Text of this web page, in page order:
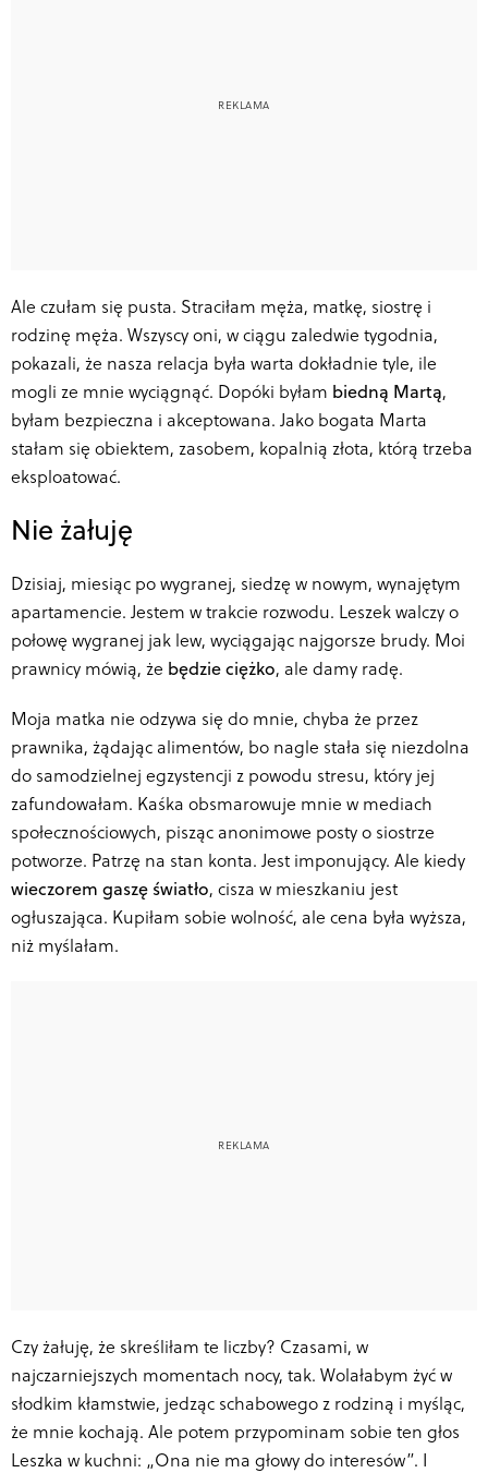
Ale czułam się pusta. Straciłam męża, matkę, siostrę i
rodzinę męża. Wszyscy oni, w ciągu zaledwie tygodnia,
pokazali, że nasza relacja była warta dokładnie tyle, ile
mogli ze mnie wyciągnąć. Dopóki byłam biedną Martą,
byłam bezpieczna i akceptowana. Jako bogata Marta
stałam się obiektem, zasobem, kopalnią złota, którą trzeba
eksploatować.
Nie żałuję
Dzisiaj, miesiąc po wygranej, siedzę w nowym, wynajętym
apartamencie. Jestem w trakcie rozwodu. Leszek walczy o
połowę wygranej jak lew, wyciągając najgorsze brudy. Moi
prawnicy mówią, że będzie ciężko, ale damy radę.
Moja matka nie odzywa się do mnie, chyba że przez
prawnika, żądając alimentów, bo nagle stała się niezdolna
do samodzielnej egzystencji z powodu stresu, który jej
zafundowałam. Kaśka obsmarowuje mnie w mediach
społecznościowych, pisząc anonimowe posty o siostrze
potworze. Patrzę na stan konta. Jest imponujący. Ale kiedy
wieczorem gaszę światło, cisza w mieszkaniu jest
ogłuszająca. Kupiłam sobie wolność, ale cena była wyższa,
niż myślałam.
Czy żałuję, że skreśliłam te liczby? Czasami, w
najczarniejszych momentach nocy, tak. Wolałabym żyć w
słodkim kłamstwie, jedząc schabowego z rodziną i myśląc,
że mnie kochają. Ale potem przypominam sobie ten głos
Leszka w kuchni: „Ona nie ma głowy do interesów”. I